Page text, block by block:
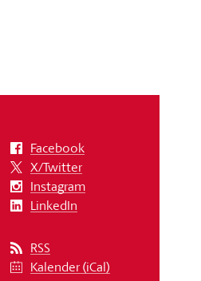
Facebook
X/Twitter
Instagram
LinkedIn
RSS
Kalender (iCal)